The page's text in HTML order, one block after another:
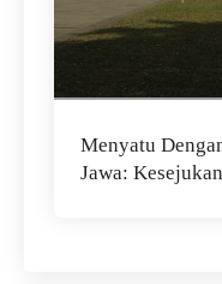
Menyatu
Jawa: